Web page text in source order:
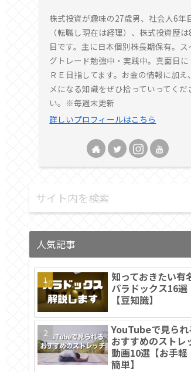
株式投資が趣味の27歳男、社会人6年
（転職し現在は経理）、株式投資歴は
目です。主に日本個別株長期保有。ス
グトレード勉強中・実践中。真面目に
ＲＥ目指してます。お金の情報に加え
メになる知識をぜひ拾っていってくだ
い。※毎週末更新
詳しいプロフィールはこちら
人気記事
知っておきたい有
パラドックス16選
【豆知識】
YouTubeで見られ
おすすめのストレ
動画10選【お手軽
簡単】